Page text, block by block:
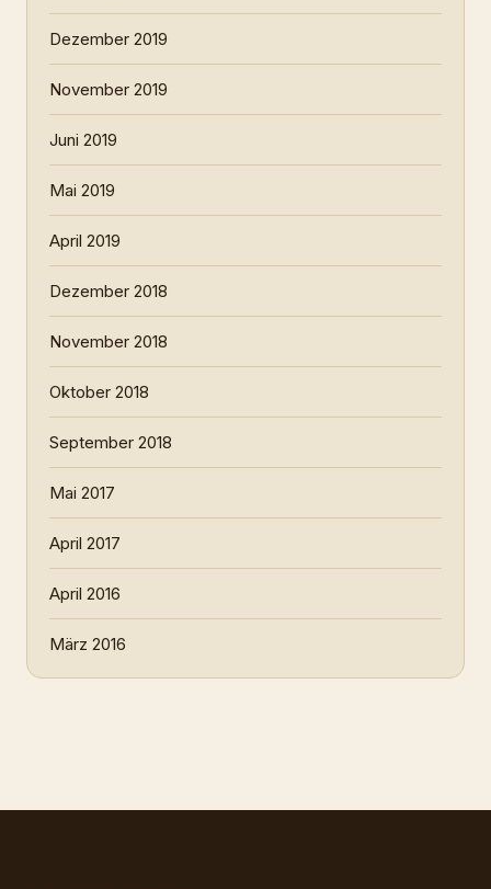
Dezember 2019
November 2019
Juni 2019
Mai 2019
April 2019
Dezember 2018
November 2018
Oktober 2018
September 2018
Mai 2017
April 2017
April 2016
März 2016